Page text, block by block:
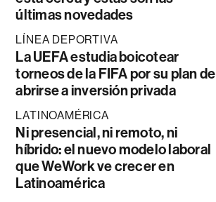
últimas novedades
LÍNEA DEPORTIVA
La UEFA estudia boicotear
torneos de la FIFA por su plan de
abrirse a inversión privada
LATINOAMÉRICA
Ni presencial, ni remoto, ni
híbrido: el nuevo modelo laboral
que WeWork ve crecer en
Latinoamérica